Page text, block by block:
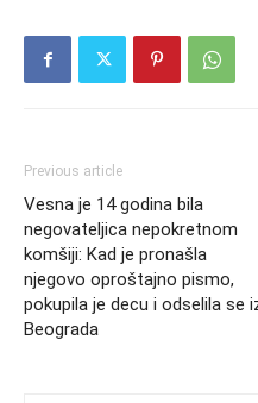
Previous article
Vesna je 14 godina bila
negovateljica nepokretnom
komšiji: Kad je pronašla
njegovo oproštajno pismo,
pokupila je decu i odselila se
Beograda